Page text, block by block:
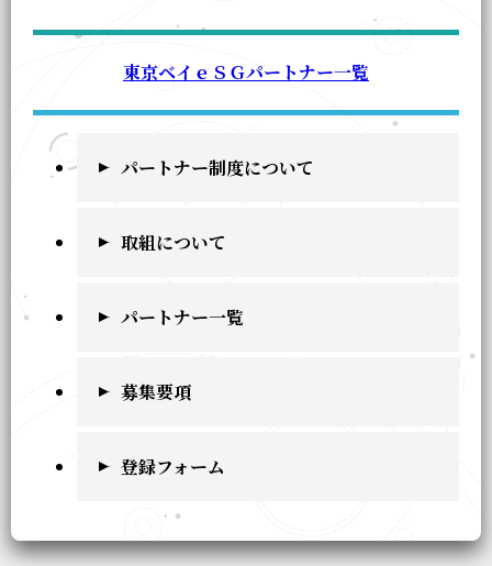
東京ベイｅＳＧパートナー一覧
パートナー制度について
取組について
パートナー一覧
募集要項
登録フォーム